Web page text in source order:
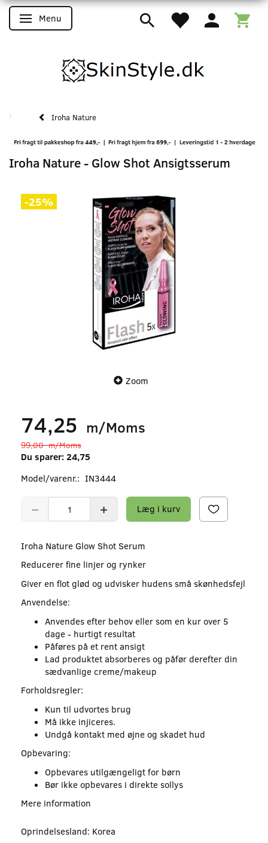
Skifte navigation
Menu
Iroha Nature
Iroha Nature - Glow Shot Ansigtsserum
-25%
Zoom
74,25 m/Moms
99,00m/Moms
Du sparer: 24,75
Model/varenr.: IN3444
Læg i kurv
Iroha Nature Glow Shot Serum
Reducerer fine linjer og rynker
Giver en flot glød og udvisker hudens små skønhedsfejl
Anvendelse:
Anvendes efter behov eller som en kur over 5
dage - hurtigt resultat
Påføres på et rent ansigt
Lad produktet absorberes og påfør derefter din
sædvanlige creme/makeup
Forholdsregler:
Kun til udvortes brug
Må ikke injiceres.
Undgå kontakt med øjne og skadet hud
Opbevaring:
Opbevares utilgængeligt for børn
Bør ikke opbevares i direkte sollys
Mere information
Oprindelsesland: Korea